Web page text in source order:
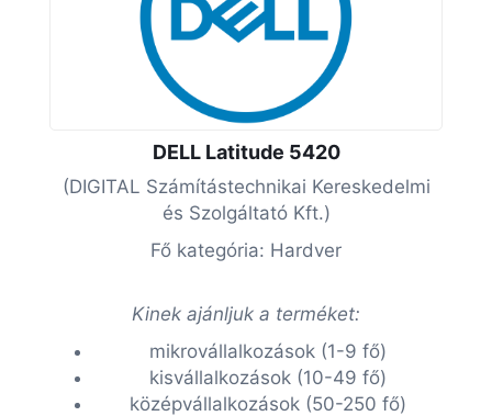
DELL Latitude 5420
(DIGITAL Számítástechnikai Kereskedelmi
és Szolgáltató Kft.)
Fő kategória: Hardver
Kinek ajánljuk a terméket:
mikrovállalkozások (1-9 fő)
kisvállalkozások (10-49 fő)
középvállalkozások (50-250 fő)